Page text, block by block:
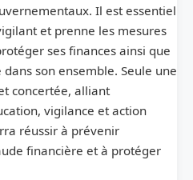
Il est essentiel
et prenne les mesures
ses finances ainsi que
son ensemble. Seule une
concertée, alliant
vigilance et action
réussir à prévenir
financière et à protéger